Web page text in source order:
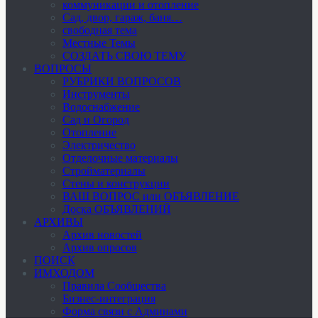
коммуникации и отопление
Cад, двор, гараж, баня…
свободная тема
Местные Темы
СОЗДАТЬ СВОЮ ТЕМУ
ВОПРОСЫ
РУБРИКИ ВОПРОСОВ
Инструменты
Водоснабжение
Сад и Огород
Отопление
Электричество
Отделочные материалы
Стройматериалы
Стены и конструкции
ВАШ ВОПРОС или ОБЪЯВЛЕНИЕ
Доска ОБЪЯВЛЕНИЙ
АРХИВЫ
Архив новостей
Архив опросов
ПОИСК
ИМХОДОМ
Правила Сообщества
Бизнес-интеграция
Форма связи с Админами